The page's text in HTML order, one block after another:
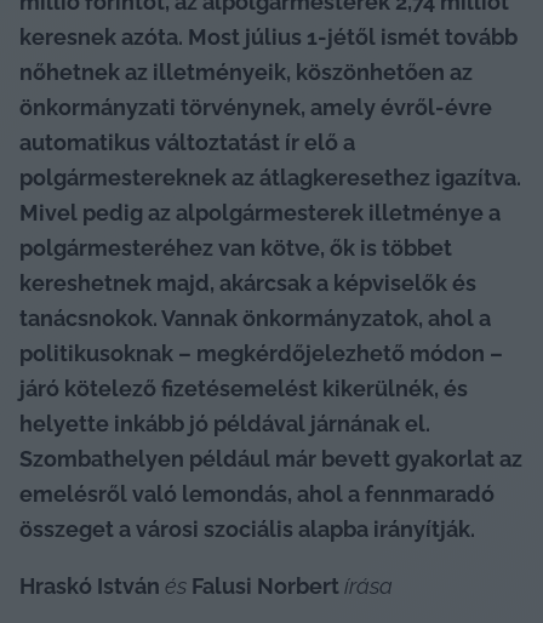
keresnek azóta. Most július 1-jétől ismét tovább
nőhetnek az illetményeik, köszönhetően az
önkormányzati törvénynek, amely évről-évre
automatikus változtatást ír elő a
polgármestereknek az átlagkeresethez igazítva.
Mivel pedig az alpolgármesterek illetménye a
polgármesteréhez van kötve, ők is többet
kereshetnek majd, akárcsak a képviselők és
tanácsnokok. Vannak önkormányzatok, ahol a
politikusoknak – megkérdőjelezhető módon –
járó kötelező fizetésemelést kikerülnék, és
helyette inkább jó példával járnának el.
Szombathelyen például már bevett gyakorlat az
emelésről való lemondás, ahol a fennmaradó
összeget a városi szociális alapba irányítják.
Hraskó István és Falusi Norbert írása